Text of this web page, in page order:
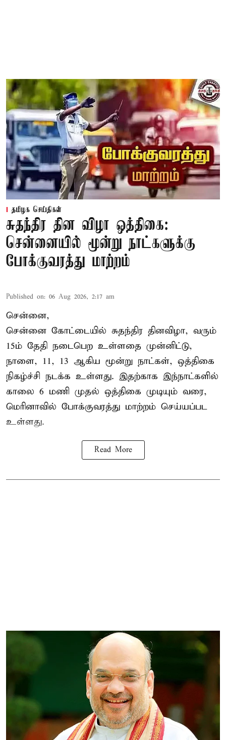
தமிழக செய்திகள்
சுதந்திர தின விழா ஒத்திகை:
சென்னையில் மூன்று நாட்களுக்கு
போக்குவரத்து மாற்றம்
Published on: 06 Aug 2026, 2:17 am
சென்னை,
சென்னை கோட்டையில் சுதந்திர தினவிழா, வரும்
15ம் தேதி நடைபெற உள்ளதை முன்னிட்டு,
நாளை, 11, 13 ஆகிய மூன்று நாட்கள், ஒத்திகை
நிகழ்ச்சி நடக்க உள்ளது. இதற்காக இந்நாட்களில்
காலை 6 மணி முதல் ஒத்திகை முடியும் வரை,
மெரினாவில் போக்குவரத்து மாற்றம் செய்யப்பட
உள்ளது.
Read More